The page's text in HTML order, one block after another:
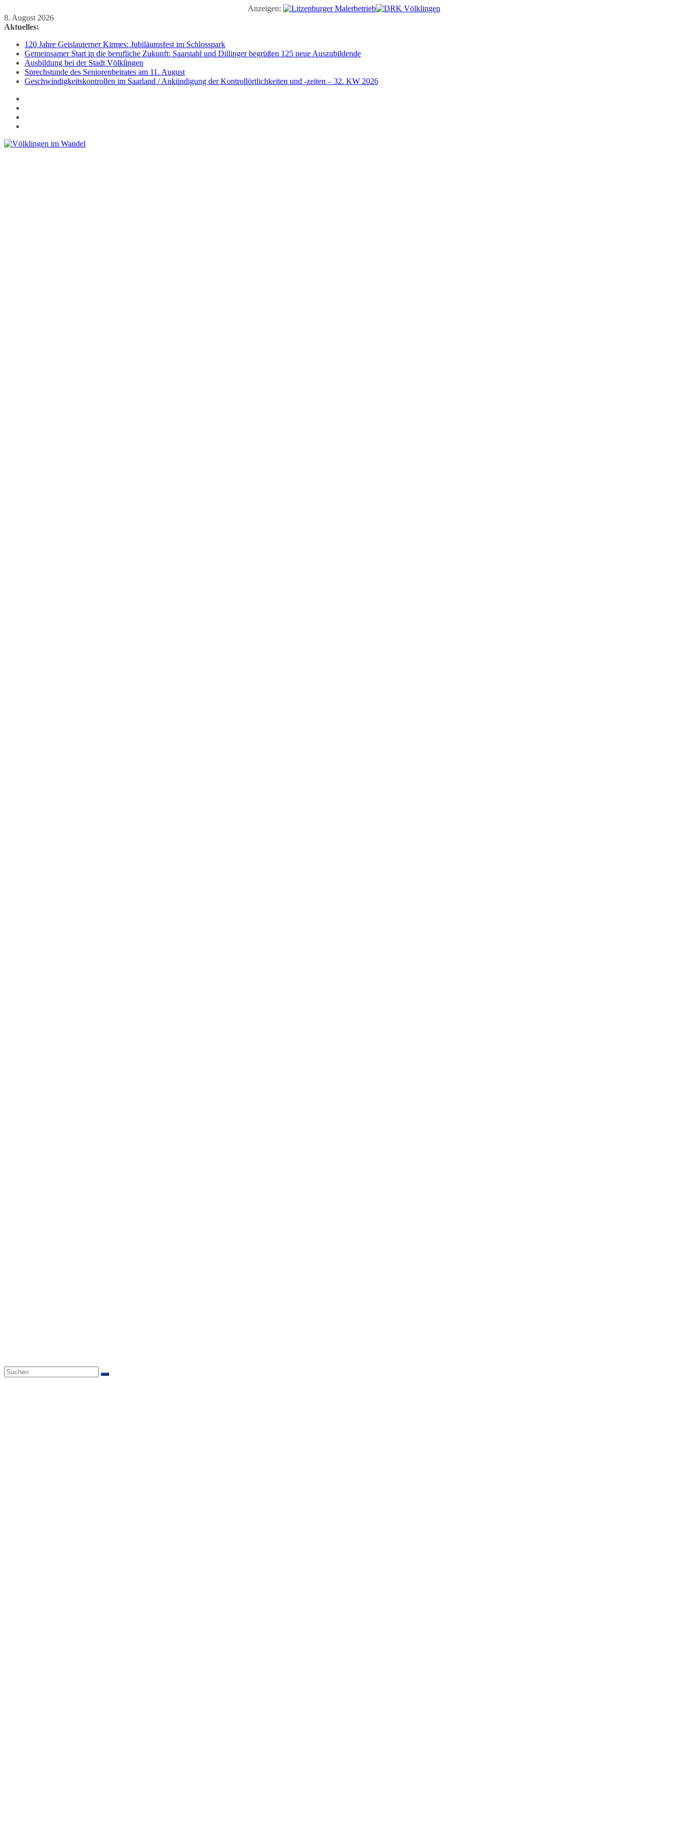
Anzeigen:
Zum
Inhalt
8. August 2026
Aktuelles:
120 Jahre Geislauterner Kirmes: Jubiläumsfest im Schlosspark
Gemeinsamer Start in die berufliche Zukunft: Saarstahl und Dillinger begrüßen 125 neue Auszubildende
Ausbildung bei der Stadt Völklingen
Sprechstunde des Seniorenbeirates am 11. August
Geschwindigkeitskontrollen im Saarland / Ankündigung der Kontrollörtlichkeiten und -zeiten – 32. KW 2026